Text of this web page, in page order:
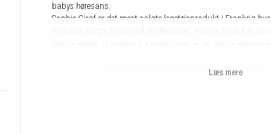
babys høresans.
Sophie Giraf er det mest solgte legetøjsprodukt i Frankrig
: Må ikke steriliseres. Vask med en
Læs mere